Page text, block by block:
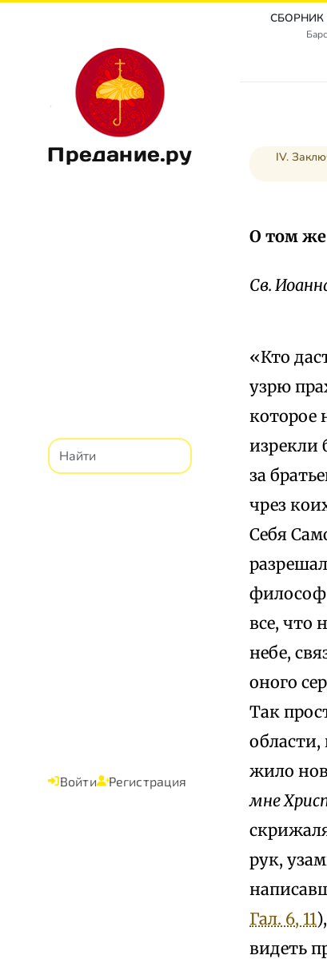
Предание.ру
Войти Регистрация
IV.
О том же
Св.
«Кто
узрю
которое
изрекли
за
чрез
Себя
все, что
небе,
оного
Так
жило
мне
рук,
Гал. 6, 11
видеть